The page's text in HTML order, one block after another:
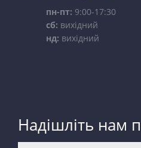
пн-пт: 9:00-17:30
сб: вихідний
нд: вихідний
Надішліть нам